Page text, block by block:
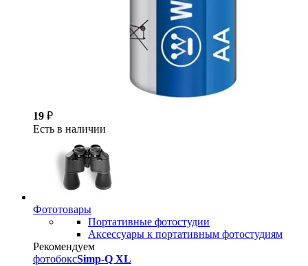
19 ₽
Есть в наличии
Фототовары
Портативные фотостудии
Аксессуары к портативным фотостудиям
Рекомендуем
фотобоксSimp-Q XL